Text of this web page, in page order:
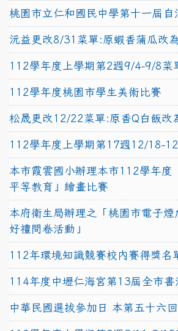
桃園市立仁和國民中學第十一屆自
沅益更改8/31菜單:原蝦香蒲瓜改
112學年度上學期第2週9/4-9/8菜
112學年度桃園市學生美術比賽
松晟更改12/22菜單:原香Q白飯改
112學年度上學期第17週12/18-
本市霞雲國小辦理本市112學年度
平等教育」繪畫比賽
本府衛生局辦理之「桃園市電子煙
好禮問卷活動」
112年環境知識競賽校內賽得獎名
114年度中壢仁海宮第13屆全市書
中華民國選拔參加日 本第五十六